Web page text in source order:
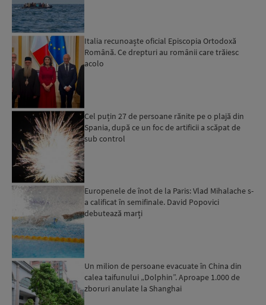
Italia recunoaște oficial Episcopia Ortodoxă
Română. Ce drepturi au românii care trăiesc
acolo
Cel puțin 27 de persoane rănite pe o plajă din
Spania, după ce un foc de artificii a scăpat de
sub control
Europenele de înot de la Paris: Vlad Mihalache s-
a calificat în semifinale. David Popovici
debutează marți
Un milion de persoane evacuate în China din
calea taifunului „Dolphin”. Aproape 1.000 de
zboruri anulate la Shanghai